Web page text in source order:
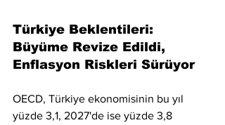
Türkiye Beklentileri:
Büyüme Revize Edildi,
Enflasyon Riskleri Sürüyor
OECD, Türkiye ekonomisinin bu yıl
yüzde 3,1, 2027'de ise yüzde 3,8